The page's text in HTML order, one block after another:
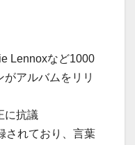
Lennoxなど1000
がアルバムをリリ
に抗議
されており、言葉